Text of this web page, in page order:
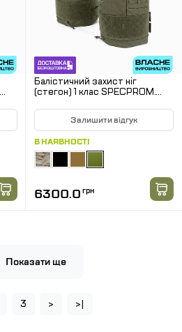
Балістичний захист ніг
(стегон) 1 клас SPECPROM.
Залишити відгук
В НАЯВНОСТІ
6300.0 грн
Показати ще
3 > >|